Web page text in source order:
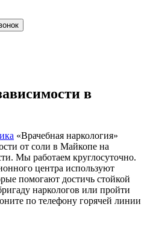
в
«Врачебная наркология»
от соли в Майкопе на
Мы работаем круглосуточно.
центра используют
помогают достичь стойкой
наркологов или пройти
по телефону горячей линии